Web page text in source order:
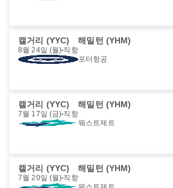
캘거리 (YYC) 해밀턴 (YHM)
8월 24일 (월) 직항
포터항공
캘거리 (YYC) 해밀턴 (YHM)
7월 17일 (금) 직항
웨스트제트
캘거리 (YYC) 해밀턴 (YHM)
7월 20일 (월) 직항